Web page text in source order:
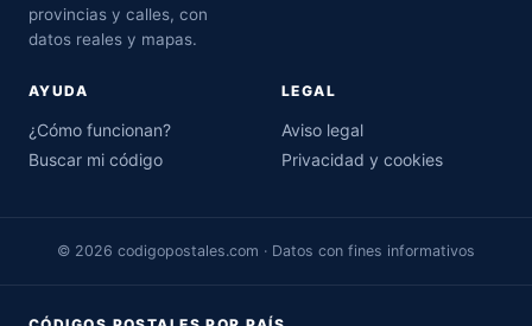
provincias y calles, con
datos reales y mapas.
AYUDA
¿Cómo funcionan?
Buscar mi código
LEGAL
Aviso legal
Privacidad y cookies
© 2026 codigopostales.com · Datos con fines informativos